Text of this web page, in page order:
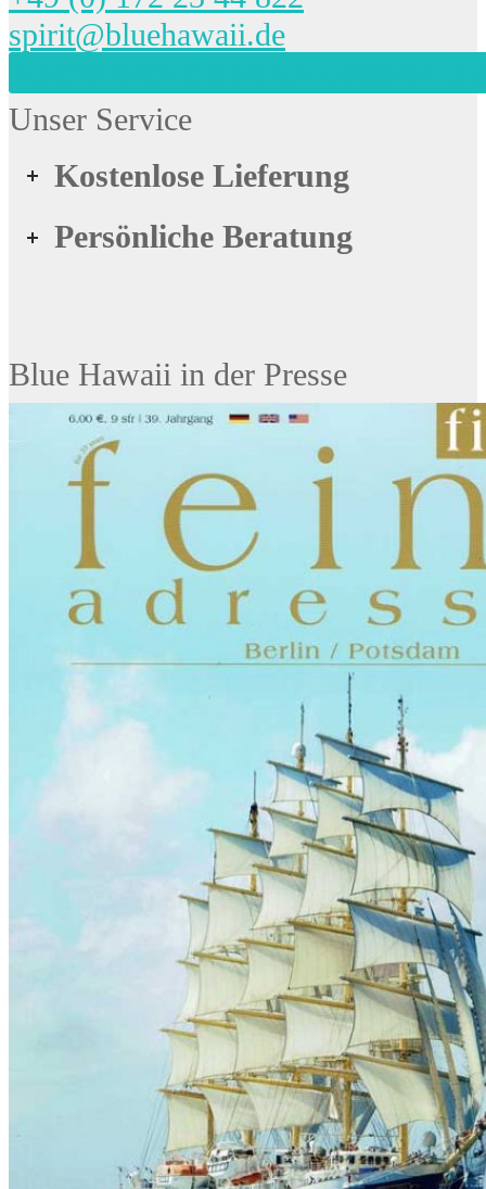
spirit@bluehawaii.de
Unser Service
Kostenlose Lieferung
Persönliche Beratung
Blue Hawaii in der Presse